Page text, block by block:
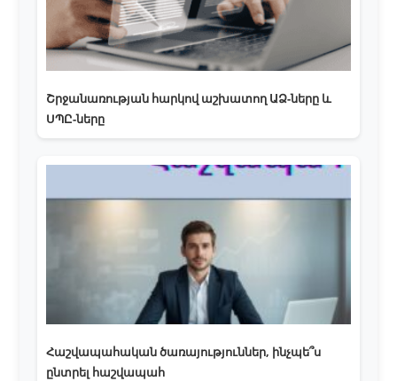
Շրջանառության հարկով աշխատող ԱՁ-ները և
ՍՊԸ-ները
Հաշվապահական ծառայություններ, ինչպե՞ս
ընտրել հաշվապահ